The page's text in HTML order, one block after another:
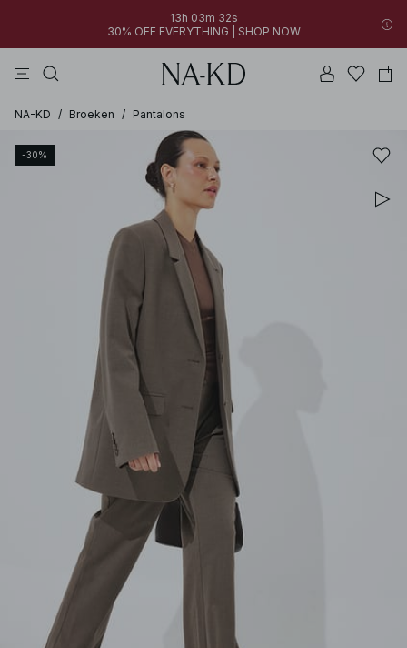
13h 03m 32s
30% OFF EVERYTHING | SHOP NOW
NA-KD / Broeken / Pantalons
-30%